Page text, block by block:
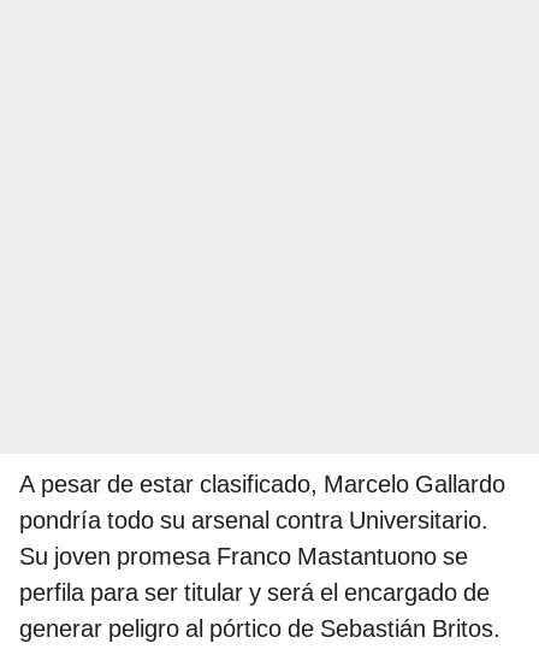
A pesar de estar clasificado, Marcelo Gallardo
pondría todo su arsenal contra Universitario.
Su joven promesa Franco Mastantuono se
perfila para ser titular y será el encargado de
generar peligro al pórtico de Sebastián Britos.